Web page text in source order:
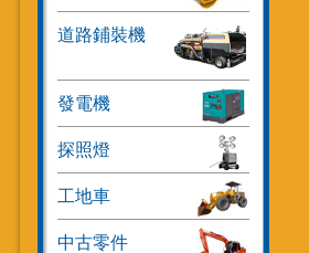
道路鋪裝機
發電機
探照燈
工地車
中古零件